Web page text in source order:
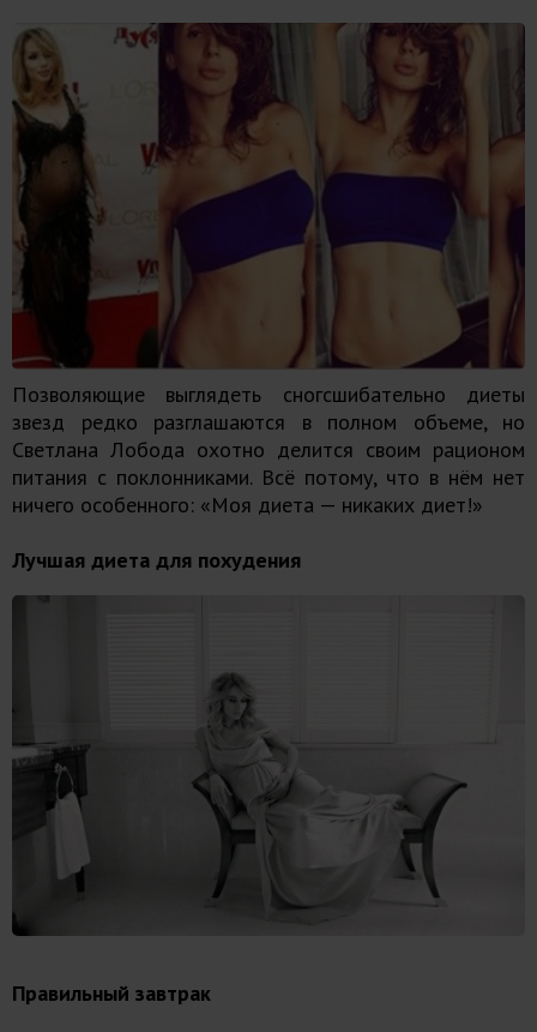
Позволяющие выглядеть сногсшибательно диеты
звезд редко разглашаются в полном объеме, но
Светлана Лобода охотно делится своим рационом
питания с поклонниками. Всё потому, что в нём нет
ничего особенного: «Моя диета — никаких диет!»
Лучшая диета для похудения
Правильный завтрак